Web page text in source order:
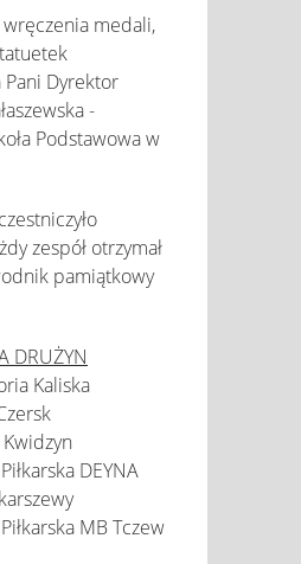
medali,
Pani Dyrektor
-
Podstawowa w
zespół otrzymał
pamiątkowy
DRUŻYN
Kaliska
Kwidzyn
DEYNA
MB Tczew